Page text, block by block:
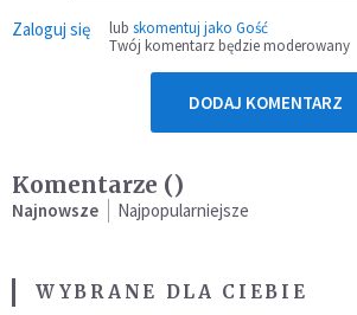
Zaloguj się lub skomentuj jako Gość
Twój komentarz będzie moderowany
DODAJ KOMENTARZ
Komentarze ()
Najnowsze Najpopularniejsze
WYBRANE DLA CIEBIE